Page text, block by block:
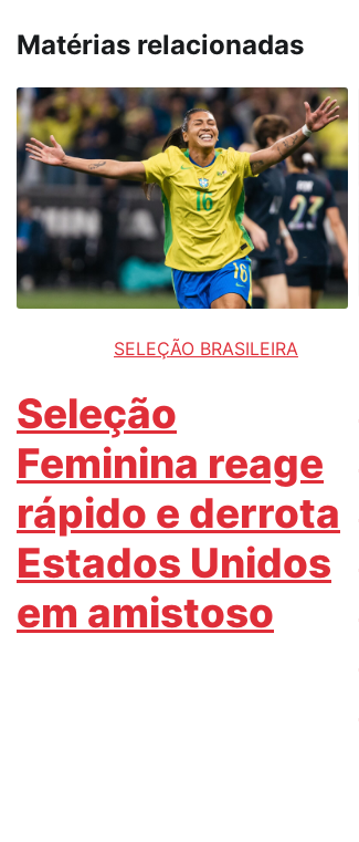
Matérias relacionadas
SELEÇÃO BRASILEIRA
Seleção
Feminina reage
rápido e derrota
Estados Unidos
em amistoso